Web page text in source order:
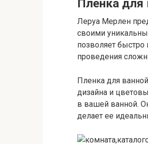
Пленка для
Леруа Мерлен
своими
позволяет
проведения
Пленка для
дизайна и
в вашей ванной.
делает ее